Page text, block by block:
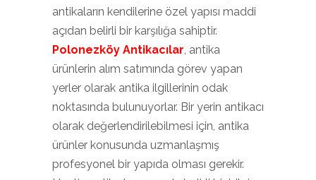
antikaların kendilerine özel yapısı maddi
açıdan belirli bir karşılığa sahiptir.
Polonezköy Antikacılar, antika
ürünlerin alım satımında görev yapan
yerler olarak antika ilgillerinin odak
noktasında bulunuyorlar. Bir yerin antikacı
olarak değerlendirilebilmesi için, antika
ürünler konusunda uzmanlaşmış
profesyonel bir yapıda olması gerekir.